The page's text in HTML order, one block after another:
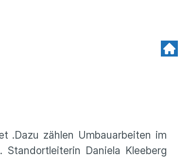
.Dazu zählen Umbauarbeiten im
Daniela Kleeberg